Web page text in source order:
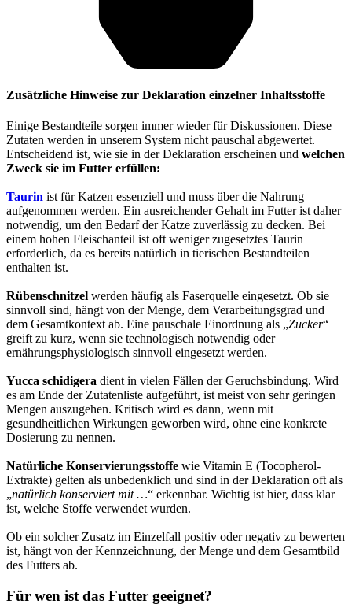
Zusätzliche Hinweise zur Deklaration einzelner Inhaltsstoffe
Einige Bestandteile sorgen immer wieder für Diskussionen. Diese
Zutaten werden in unserem System nicht pauschal abgewertet.
Entscheidend ist, wie sie in der Deklaration erscheinen und welchen
Zweck sie im Futter erfüllen:
Taurin ist für Katzen essenziell und muss über die Nahrung
aufgenommen werden. Ein ausreichender Gehalt im Futter ist daher
notwendig, um den Bedarf der Katze zuverlässig zu decken. Bei
einem hohen Fleischanteil ist oft weniger zugesetztes Taurin
erforderlich, da es bereits natürlich in tierischen Bestandteilen
enthalten ist.
Rübenschnitzel werden häufig als Faserquelle eingesetzt. Ob sie
sinnvoll sind, hängt von der Menge, dem Verarbeitungsgrad und
dem Gesamtkontext ab. Eine pauschale Einordnung als „Zucker“
greift zu kurz, wenn sie technologisch notwendig oder
ernährungsphysiologisch sinnvoll eingesetzt werden.
Yucca schidigera dient in vielen Fällen der Geruchsbindung. Wird
es am Ende der Zutatenliste aufgeführt, ist meist von sehr geringen
Mengen auszugehen. Kritisch wird es dann, wenn mit
gesundheitlichen Wirkungen geworben wird, ohne eine konkrete
Dosierung zu nennen.
Natürliche Konservierungsstoffe wie Vitamin E (Tocopherol-
Extrakte) gelten als unbedenklich und sind in der Deklaration oft als
„natürlich konserviert mit …“ erkennbar. Wichtig ist hier, dass klar
ist, welche Stoffe verwendet wurden.
Ob ein solcher Zusatz im Einzelfall positiv oder negativ zu bewerten
ist, hängt von der Kennzeichnung, der Menge und dem Gesamtbild
des Futters ab.
Für wen ist das Futter geeignet?